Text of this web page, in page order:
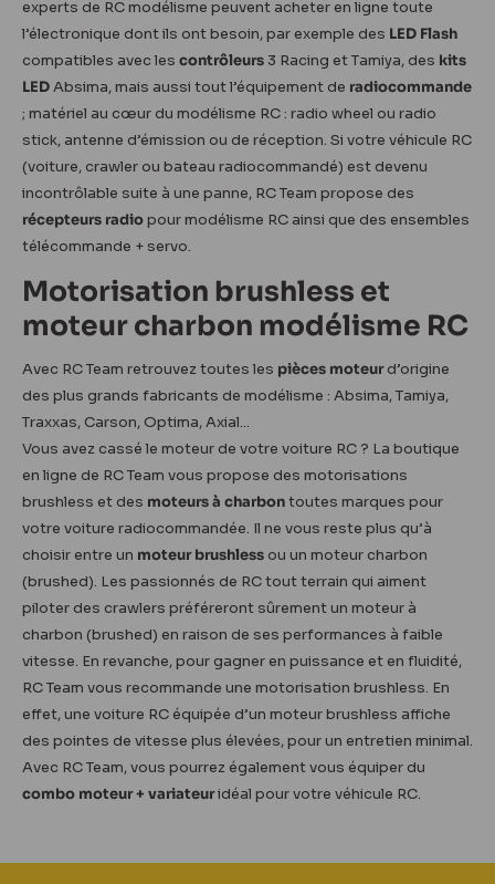
experts de RC modélisme peuvent acheter en ligne toute
l’électronique dont ils ont besoin, par exemple des LED Flash
compatibles avec les contrôleurs 3 Racing et Tamiya, des kits
LEDAbsima, mais aussi tout l’équipement de radiocommande
; matériel au cœur du modélisme RC : radio wheel ou radio
stick, antenne d’émission ou de réception. Si votre véhicule RC
(voiture, crawler ou bateau radiocommandé) est devenu
incontrôlable suite à une panne, RC Team propose des
récepteurs radiopour modélisme RC ainsi que des ensembles
télécommande + servo.
Motorisation brushless et
moteur charbon modélisme RC
Avec RC Team retrouvez toutes les pièces moteurd’origine
des plus grands fabricants de modélisme : Absima, Tamiya,
Traxxas, Carson, Optima, Axial...
Vous avez cassé le moteur de votre voiture RC ? La boutique
en ligne de RC Team vous propose des motorisations
brushless et des moteurs à charbontoutes marques pour
votre voiture radiocommandée. Il ne vous reste plus qu’à
choisir entre un moteur brushless ou un moteur charbon
(brushed). Les passionnés de RC tout terrain qui aiment
piloter des crawlers préféreront sûrement un moteur à
charbon (brushed) en raison de ses performances à faible
vitesse. En revanche, pour gagner en puissance et en fluidité,
RC Team vous recommande une motorisation brushless. En
effet, une voiture RC équipée d’un moteur brushless affiche
des pointes de vitesse plus élevées, pour un entretien minimal.
Avec RC Team, vous pourrez également vous équiper du
combo moteur + variateuridéal pour votre véhicule RC.